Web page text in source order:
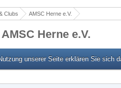
Clubs AMSC Herne e.V.
Herne e.V.
unserer Seite erklären Sie sich